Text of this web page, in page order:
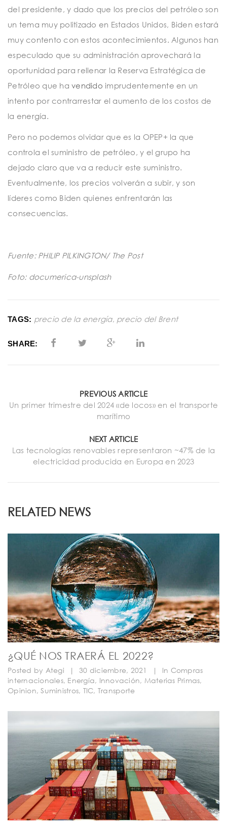
del presidente, y dado que los precios del petróleo son
un tema muy politizado en Estados Unidos, Biden estará
muy contento con estos acontecimientos. Algunos han
especulado que su administración aprovechará la
oportunidad para rellenar la Reserva Estratégica de
Petróleo que ha vendido imprudentemente en un
intento por contrarrestar el aumento de los costos de
la energía.
Pero no podemos olvidar que es la OPEP+ la que
controla el suministro de petróleo, y el grupo ha
dejado claro que va a reducir este suministro.
Eventualmente, los precios volverán a subir, y son
líderes como Biden quienes enfrentarán las
consecuencias.
Fuente: PHILIP PILKINGTON/ The Post
Foto: documerica-unsplash
TAGS: precio de la energía, precio del Brent
SHARE:
PREVIOUS ARTICLE
Un primer trimestre del 2024 «de locos» en el transporte
marítimo
NEXT ARTICLE
Las tecnologías renovables representaron ~47% de la
electricidad producida en Europa en 2023
RELATED NEWS
¿QUÉ NOS TRAERÁ EL 2022?
Posted by Ategi | 30 diciembre, 2021 | In Compras
internacionales, Energía, Innovación, Materias Primas,
Opinion,Suministros, TIC, Transporte